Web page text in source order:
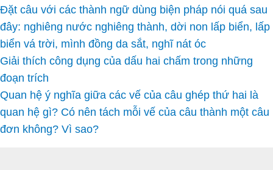
Đặt câu với các thành ngữ dùng biện pháp nói quá sau
đây: nghiêng nước nghiêng thành, dời non lấp biển, lấp
biển vá trời, mình đồng da sắt, nghĩ nát óc
Giải thích công dụng của dấu hai chấm trong những
đoạn trích
Quan hệ ý nghĩa giữa các vế của câu ghép thứ hai là
quan hệ gì? Có nên tách mỗi vế của câu thành một câu
đơn không? Vì sao?